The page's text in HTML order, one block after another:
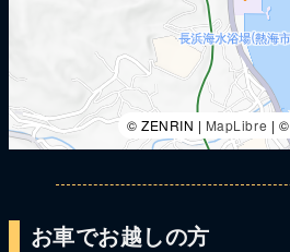
© ZENRIN | MapLibre | ©
お車でお越しの方